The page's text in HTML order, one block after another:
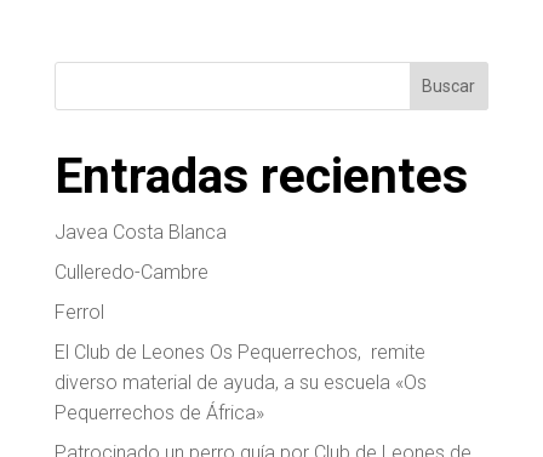
Buscar
Entradas recientes
Javea Costa Blanca
Culleredo-Cambre
Ferrol
El Club de Leones Os Pequerrechos, remite
diverso material de ayuda, a su escuela «Os
Pequerrechos de África»